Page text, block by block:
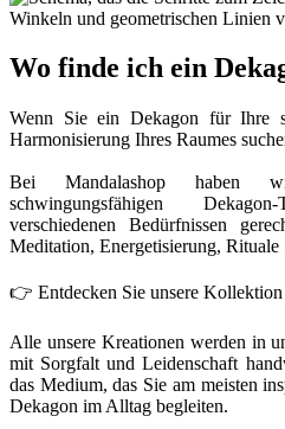
Wo finde ich ein
Wenn Sie ein Dekagon für Ihre
Harmonisierung Ihres Raumes
Bei Mandalashop haben
schwingungsfähigen
verschiedenen Bedürfnissen
Meditation, Energetisierung, Rituale
👉 Entdecken Sie unsere Kollektion
Alle unsere Kreationen werden in
mit Sorgfalt und Leidenschaft
das Medium, das Sie am meisten
Dekagon im Alltag begleiten.